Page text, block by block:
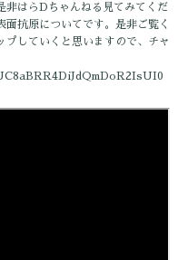
非はらDちゃんねる見てみてくだ
抗原についてです。是非ご覧く
プしていくと思いますので、チャ